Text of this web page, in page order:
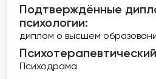
Подтверждённые
психологии:
диплом о высшем
Психодрама